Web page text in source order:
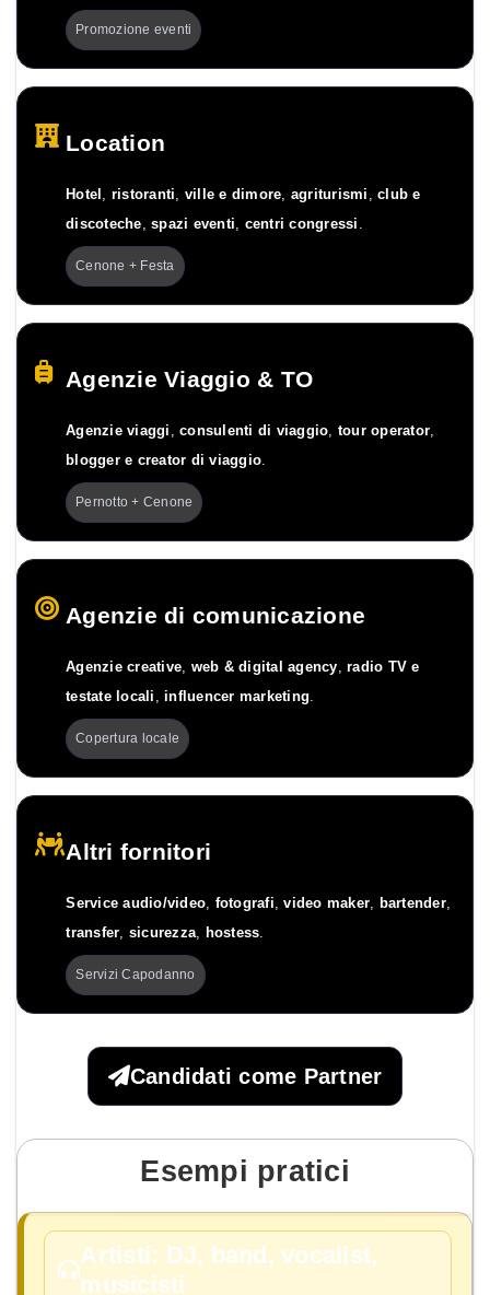
Promozione eventi
Location
Hotel , ristoranti, ville e dimore, agriturismi , club e
discoteche, spazi eventi, centri congressi .
Cenone + Festa
Agenzie Viaggio & TO
Agenzie viaggi , consulenti di viaggio, tour operator,
blogger e creator di viaggio.
Pernotto + Cenone
Agenzie di comunicazione
Agenzie creative, web & digital agency, radio TV e
testate locali , influencer marketing.
Copertura locale
Altri fornitori
Service audio/video, fotografi,video maker, bartender,
transfer, sicurezza, hostess.
Servizi Capodanno
Candidati come Partner
Esempi pratici
Artisti: DJ, band, vocalist,
musicisti